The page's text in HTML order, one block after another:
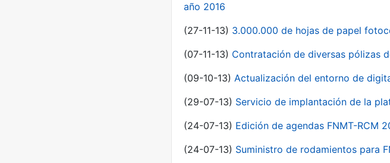
año 2016
(27-11-13) 3.000.000 de hojas de papel
(07-11-13) Contratación de diversas pólizas
(09-10-13) Actualización del entorno de
(29-07-13) Servicio de implantación de la
(24-07-13) Edición de agendas FNMT-RCM
(24-07-13) Suministro de rodamientos para